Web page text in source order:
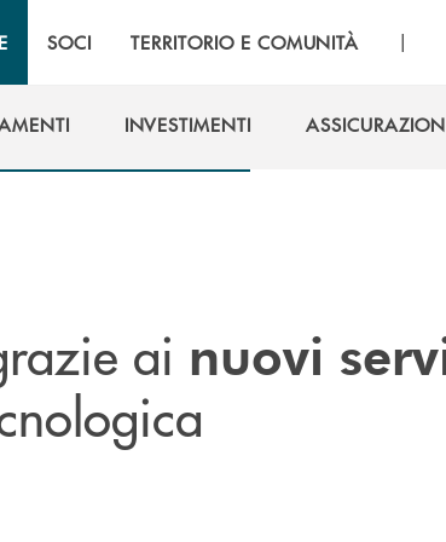
SOCI TERRITORIO E COMUNITÀ |
INVESTIMENTI
ai nuovi